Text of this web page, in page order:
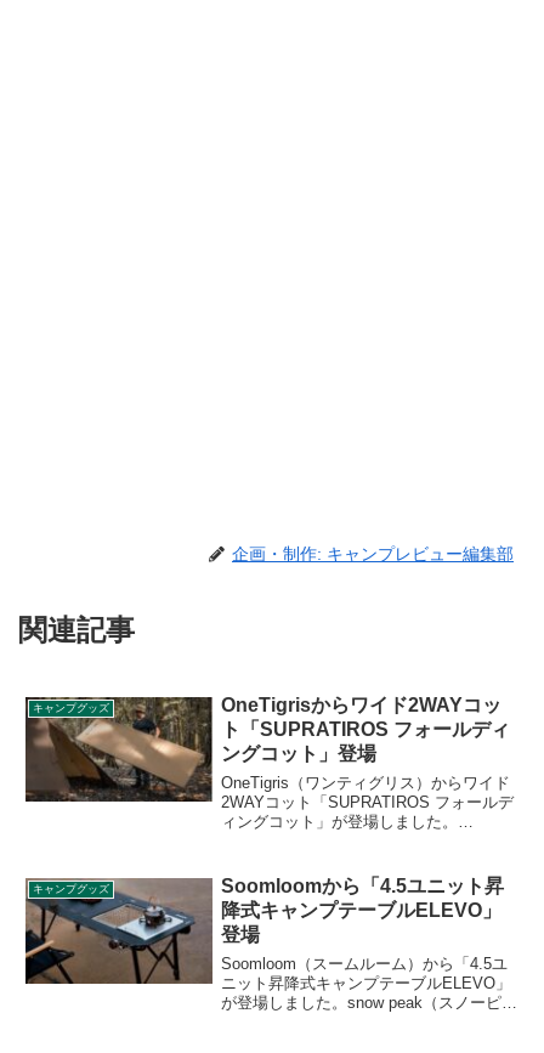
企画・制作: キャンプレビュー編集部
関連記事
キャンプグッズ
OneTigrisからワイド2WAYコッ
ト「SUPRATIROS フォールディ
ングコット」登場
OneTigris（ワンティグリス）からワイド
2WAYコット「SUPRATIROS フォールデ
ィングコット」が登場しました。
イ/ローの切り替えが可能な2WAY仕様
で、シーンに合わせて使い分けることが
できます。詳細をレビューします。
キャンプグッズ
Soomloomから「4.5ユニット昇
降式キャンプテーブルELEVO」
登場
Soomloom（スームルーム）から「4.5ユ
ニット昇降式キャンプテーブルELEVO」
が登場しました。snow peak（スノーピー